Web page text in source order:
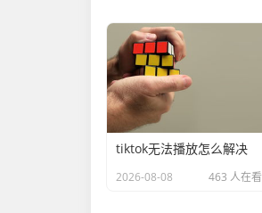
tiktok无法播放怎么解决
2026-08-08 463 人在看